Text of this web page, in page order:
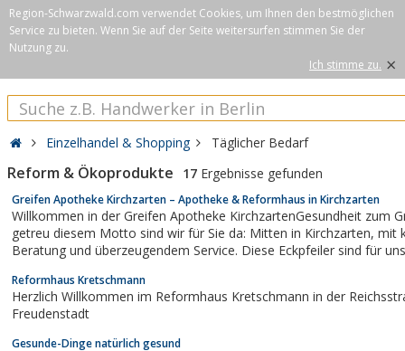
Region-Schwarzwald.com verwendet Cookies, um Ihnen den bestmöglichen
Service zu bieten. Wenn Sie auf der Seite weitersurfen stimmen Sie der
Nutzung zu.
Ich stimme zu. ×
Einzelhandel & Shopping Täglicher Bedarf
Reform & Ökoprodukte 17 Ergebnisse gefunden
Greifen Apotheke Kirchzarten – Apotheke & Reformhaus in Kirchzarten
Willkommen in der Greifen Apotheke KirchzartenGesundheit zum
getreu diesem Motto sind wir für Sie da: Mitten in Kirchzarten, mit kompetenter
Beratung und überzeugendem Service. Diese Eckpfeiler sind für
Reformhaus Kretschmann
Herzlich Willkommen im Reformhaus Kretschmann in der
Freudenstadt
Gesunde-Dinge natürlich gesund